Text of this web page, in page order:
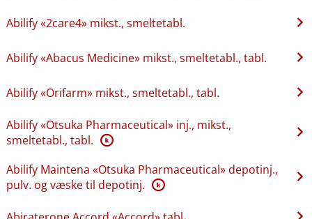
Abilify «2care4» mikst., smeltetabl.
Abilify «Abacus Medicine» mikst., smeltetabl., tabl.
Abilify «Orifarm» mikst., smeltetabl., tabl.
Abilify «Otsuka Pharmaceutical» inj., mikst.,
smeltetabl., tabl. K
Abilify Maintena «Otsuka Pharmaceutical» depotinj.,
pulv. og væske til depotinj. K